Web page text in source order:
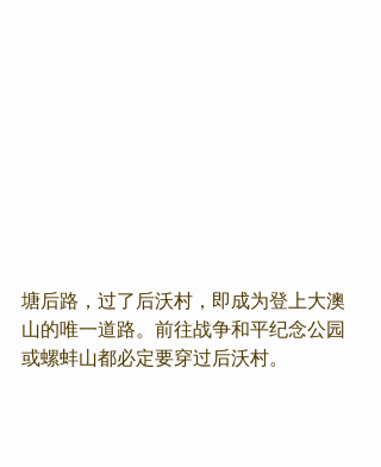
塘后路，过了后沃村，即成为登上大澳
山的唯一道路。前往战争和平纪念公园
或螺蚌山都必定要穿过后沃村。